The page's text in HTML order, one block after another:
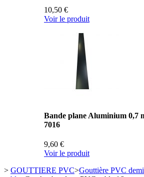
10,50 €
Voir le produit
Bande plane Aluminium 0,7
7016
9,60 €
Voir le produit
> GOUTTIERE PVC>Gouttière PVC